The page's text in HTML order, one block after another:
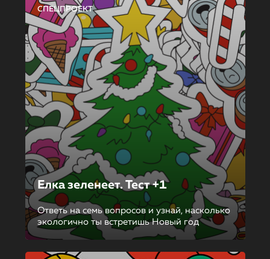
СПЕЦПРОЕКТ
Елка зеленеет. Тест +1
Ответь на семь вопросов и узнай, насколько
экологично ты встретишь Новый год